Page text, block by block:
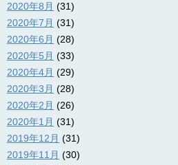
2020年8月 (31)
2020年7月 (31)
2020年6月 (28)
2020年5月 (33)
2020年4月 (29)
2020年3月 (28)
2020年2月 (26)
2020年1月 (31)
2019年12月 (31)
2019年11月 (30)